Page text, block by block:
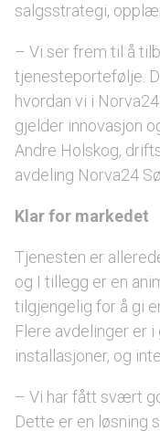
salgsstrategi,
– Vi ser frem til å
tjenesteportefølje.
hvordan vi i
gjelder innovasjon
Andre Holskog,
avdeling Norva24
Klar for markedet
Tjenesten er
og I tillegg er en
tilgjengelig for å gi
Flere avdelinger er
installasjoner, og
– Vi har fått svært
Dette er en løsning